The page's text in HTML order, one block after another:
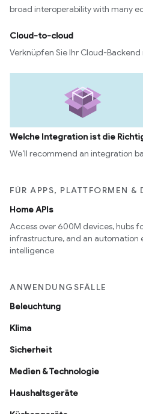
broad interoperability with many
Cloud-to-cloud
Verknüpfen Sie Ihr Cloud-
Welche Integration ist die
We’ll recommend an integration
FÜR APPS, PLATTFORMEN &
Home APIs
Access over 600M devices, hubs
infrastructure, and an automation
intelligence
ANWENDUNGSFÄLLE
Beleuchtung
Klima
Sicherheit
Medien & Technologie
Haushaltsgeräte